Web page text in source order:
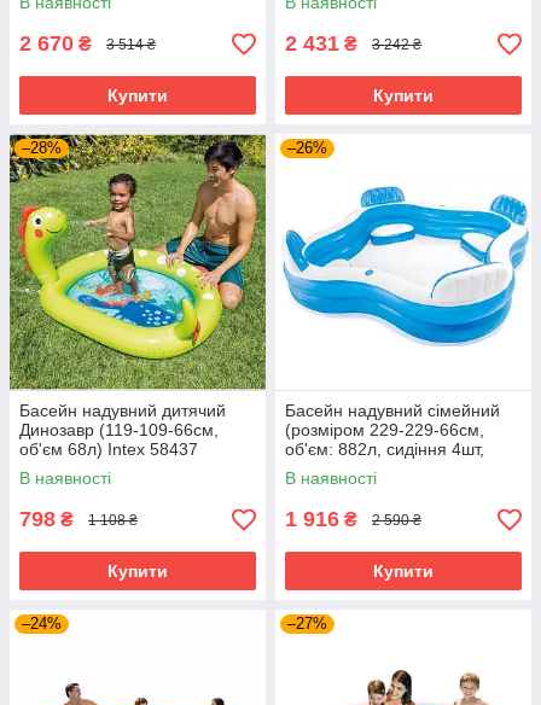
2 670 ₴ 3 514 ₴
Купити
2 431 ₴ 3 242 ₴
Купити
–28%
Басейн надувний дитячий
Динозавр (119-109-66см,
об'єм 68л) Intex 58437
В наявності
798 ₴ 1 108 ₴
Купити
–26%
Басейн надувний сімейний
(розміром 229-229-66см,
об'єм: 882л, сидіння 4шт,
підсклянники 2шт) Intex
56475
В наявності
1 916 ₴ 2 590 ₴
Купити
–24% –27%